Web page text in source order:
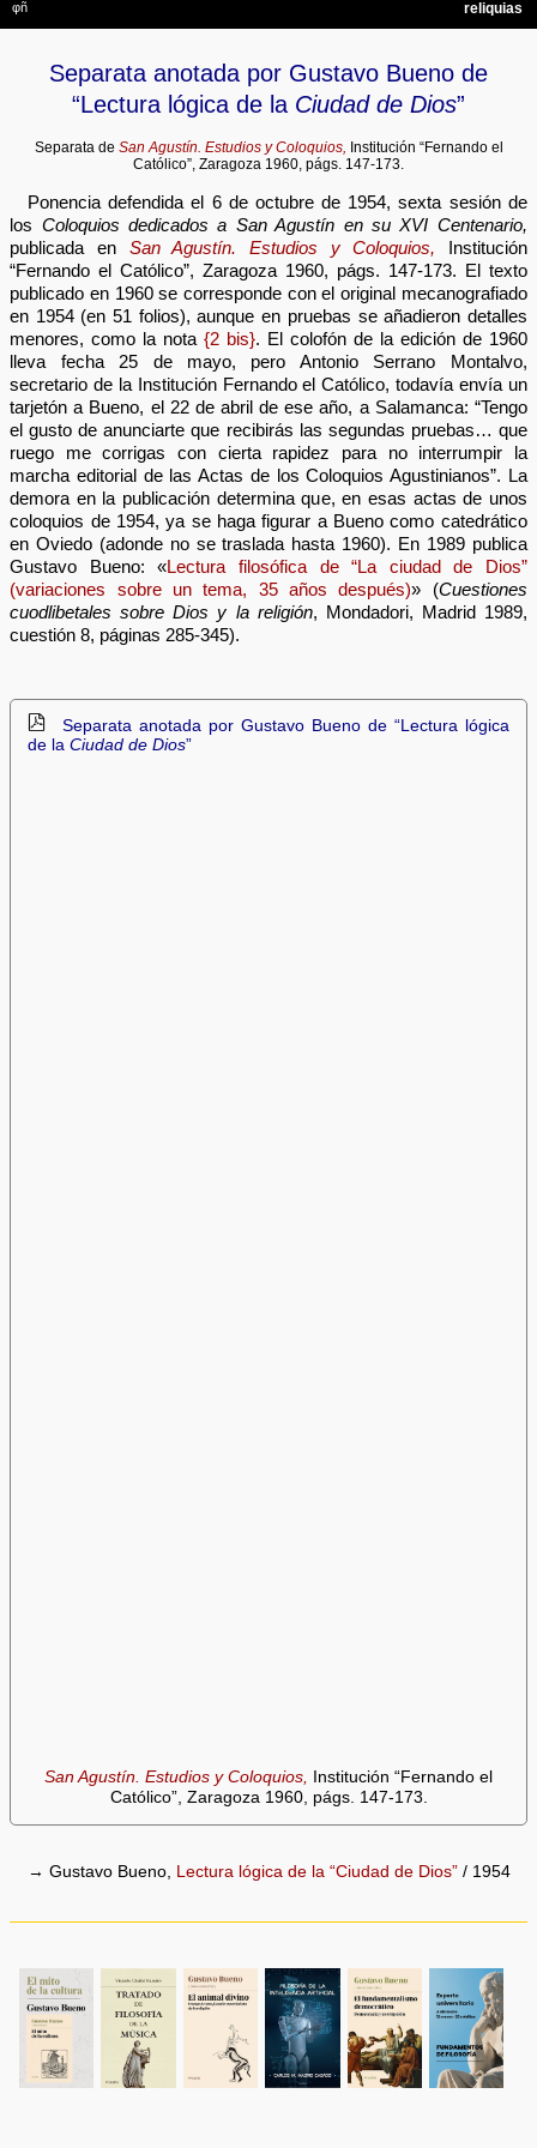
Separata anotada por Gustavo Bueno de
“Lectura lógica de la Ciudad de Dios”
Separata de San Agustín. Estudios y Coloquios, Institución “Fernando el
Católico”, Zaragoza 1960, págs. 147-173.
Ponencia defendida el 6 de octubre de 1954, sexta sesión de
los Coloquios dedicados a San Agustín en su XVI Centenario,
publicada en San Agustín. Estudios y Coloquios, Institución
“Fernando el Católico”, Zaragoza 1960, págs. 147-173. El texto
publicado en 1960 se corresponde con el original mecanografiado
en 1954 (en 51 folios), aunque en pruebas se añadieron detalles
menores, como la nota{2 bis}. El colofón de la edición de 1960
lleva fecha 25 de mayo, pero Antonio Serrano Montalvo,
secretario de la Institución Fernando el Católico, todavía envía un
tarjetón a Bueno, el 22 de abril de ese año, a Salamanca: “Tengo
el gusto de anunciarte que recibirás las segundas pruebas… que
ruego me corrigas con cierta rapidez para no interrumpir la
marcha editorial de las Actas de los Coloquios Agustinianos”. La
demora en la publicación determina que, en esas actas de unos
coloquios de 1954, ya se haga figurar a Bueno como catedrático
en Oviedo (adonde no se traslada hasta 1960). En 1989 publica
Gustavo Bueno: «Lectura filosófica de “La ciudad de Dios”
(variaciones sobre un tema, 35 años después)» (Cuestiones
cuodlibetales sobre Dios y la religión, Mondadori, Madrid 1989,
cuestión 8, páginas 285-345).
Separata anotada por Gustavo Bueno de “Lectura lógica
de la Ciudad de Dios”
San Agustín. Estudios y Coloquios, Institución “Fernando el
Católico”, Zaragoza 1960, págs. 147-173.
→ Gustavo Bueno, Lectura lógica de la “Ciudad de Dios”/ 1954